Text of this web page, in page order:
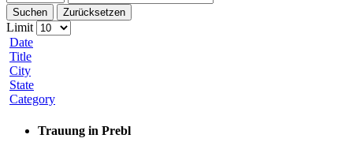
Suchen Zurücksetzen
Limit
Date
Title
City
State
Category
Trauung in Prebl